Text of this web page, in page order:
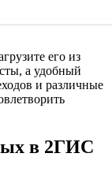
его из
а удобный
и различные
в 2ГИС